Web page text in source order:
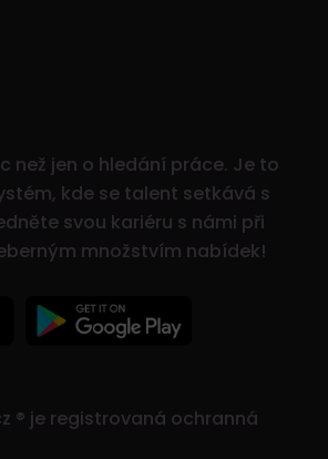
než jen o hledání práce. Je to
kde se talent setkává s
svou kariéru s námi při
množstvím nabídek!
® je registrovaná ochranná